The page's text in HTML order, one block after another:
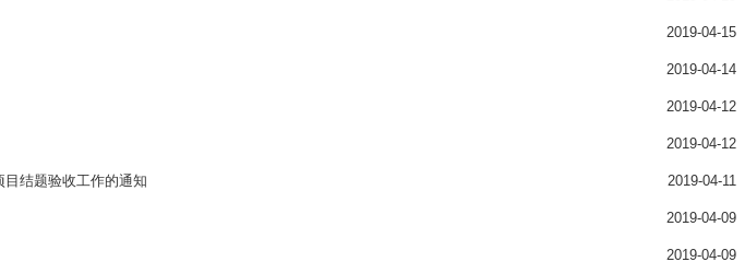
2019-04-15
2019-04-14
2019-04-12
2019-04-12
结题验收工作的通知 2019-04-11
2019-04-09
2019-04-09